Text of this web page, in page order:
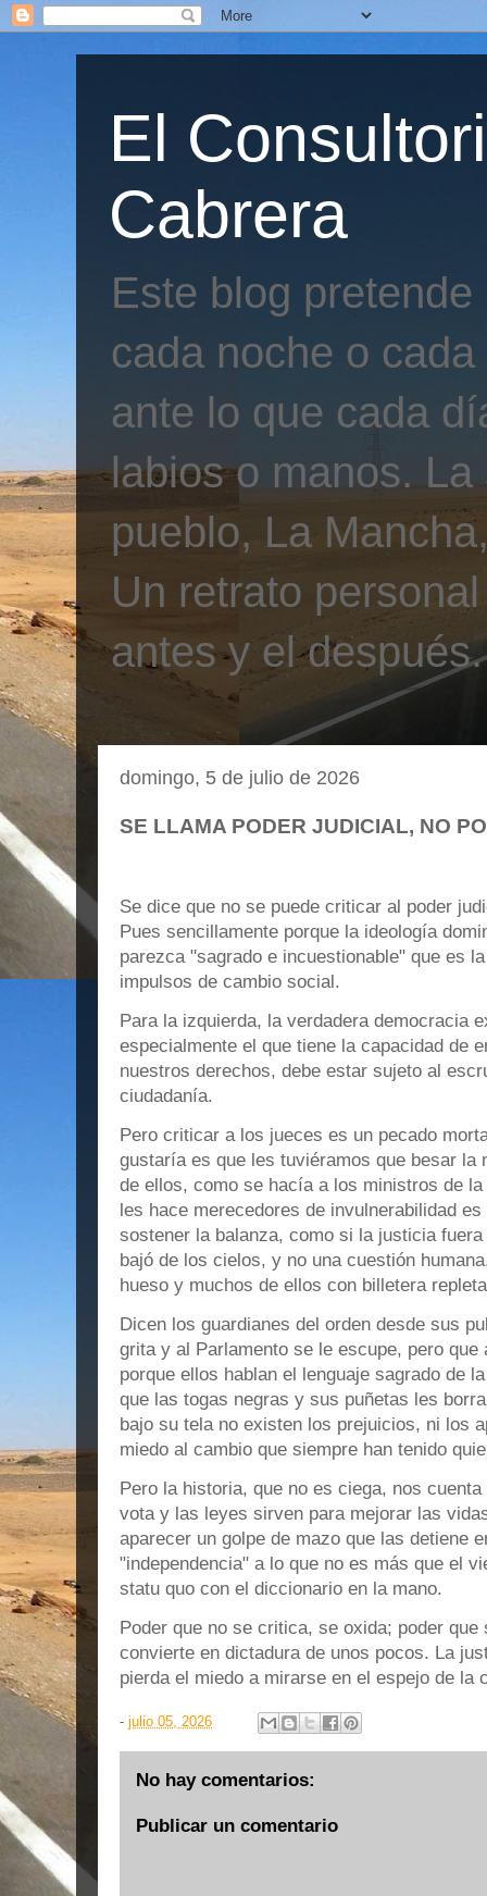
El
Cabrera
Este blog
cada noche o
ante lo que cada
labios o manos.
pueblo, La
Un retrato
antes y el después.
domingo, 5 de julio de 2026
SE LLAMA PODER JUDICIAL, NO
Se dice que no se puede criticar al poder
Pues sencillamente porque la ideología
parezca "sagrado e incuestionable" que es
impulsos de cambio social.
Para la izquierda, la verdadera democracia
especialmente el que tiene la capacidad de
nuestros derechos, debe estar sujeto al
ciudadanía.
Pero criticar a los jueces es un pecado
gustaría es que les tuviéramos que besar la
de ellos, como se hacía a los ministros de
les hace merecedores de invulnerabilidad
sostener la balanza, como si la justicia
bajó de los cielos, y no una cuestión
hueso y muchos de ellos con billetera
Dicen los guardianes del orden desde sus
grita y al Parlamento se le escupe, pero
porque ellos hablan el lenguaje sagrado de
que las togas negras y sus puñetas les
bajo su tela no existen los prejuicios, ni los
miedo al cambio que siempre han tenido
Pero la historia, que no es ciega, nos
vota y las leyes sirven para mejorar las
aparecer un golpe de mazo que las detiene
"independencia" a lo que no es más que el
statu quo con el diccionario en la mano.
Poder que no se critica, se oxida; poder
convierte en dictadura de unos pocos. La
pierda el miedo a mirarse en el espejo de la
- julio 05, 2026
No hay comentarios:
Publicar un comentario